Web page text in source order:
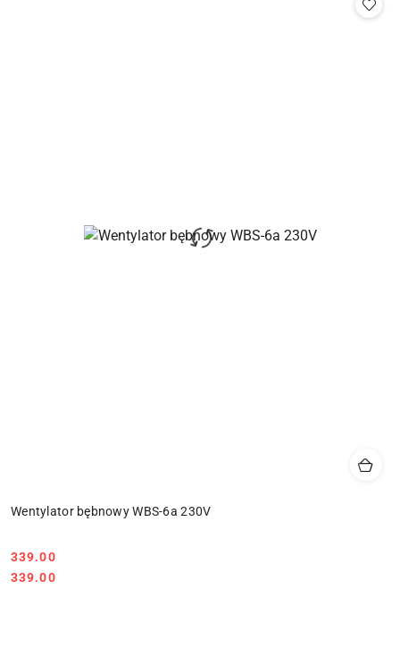
Wentylator bębnowy WBS-6a 230V
Cena:
339.00
Cena:
339.00